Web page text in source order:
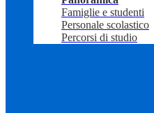
Famiglie e studenti
Personale scolastico
Percorsi di studio